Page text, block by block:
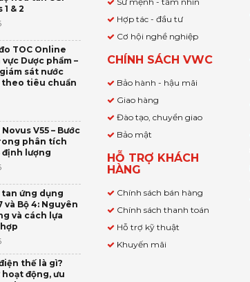
& 2
TOC Online
Dược phẩm –
sát nước
tiêu chuẩn
V55 – Bước
phân tích
định lượng
ứng dụng
và Bộ 4: Nguyên
và cách lựa
thế là gì?
động, ưu
Hợp tác - đầu tư
Cơ hội nghề nghiệp
CHÍNH SÁCH VWC
Bảo hành - hậu mãi
Giao hàng
Đào tạo, chuyển giao
Bảo mật
HỖ TRỢ KHÁCH
HÀNG
Chính sách bán hàng
Chính sách thanh toán
Hỗ trợ kỹ thuật
Khuyến mãi